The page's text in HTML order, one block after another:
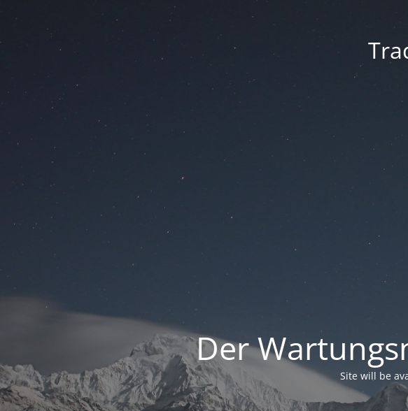
Der
Site will be